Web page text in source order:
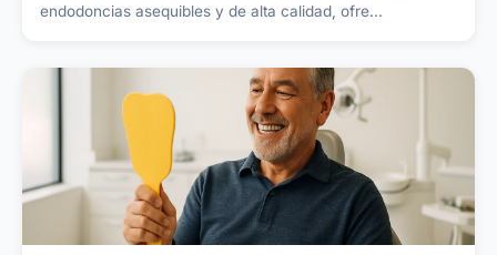
endodoncias asequibles y de alta calidad, ofre...